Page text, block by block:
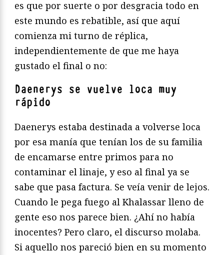
es que por suerte o por desgracia todo en
este mundo es rebatible, así que aquí
comienza mi turno de réplica,
independientemente de que me haya
gustado el final o no:
Daenerys se vuelve loca muy
rápido
Daenerys estaba destinada a volverse loca
por esa manía que tenían los de su familia
de encamarse entre primos para no
contaminar el linaje, y eso al final ya se
sabe que pasa factura. Se veía venir de lejos.
Cuando le pega fuego al Khalassar lleno de
gente eso nos parece bien. ¿Ahí no había
inocentes? Pero claro, el discurso molaba.
Si aquello nos pareció bien en su momento